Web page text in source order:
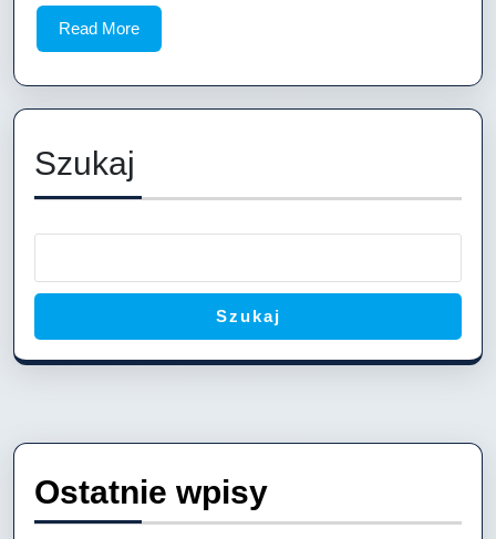
Read MoreRead
More
Szukaj
Szukaj
Ostatnie wpisy